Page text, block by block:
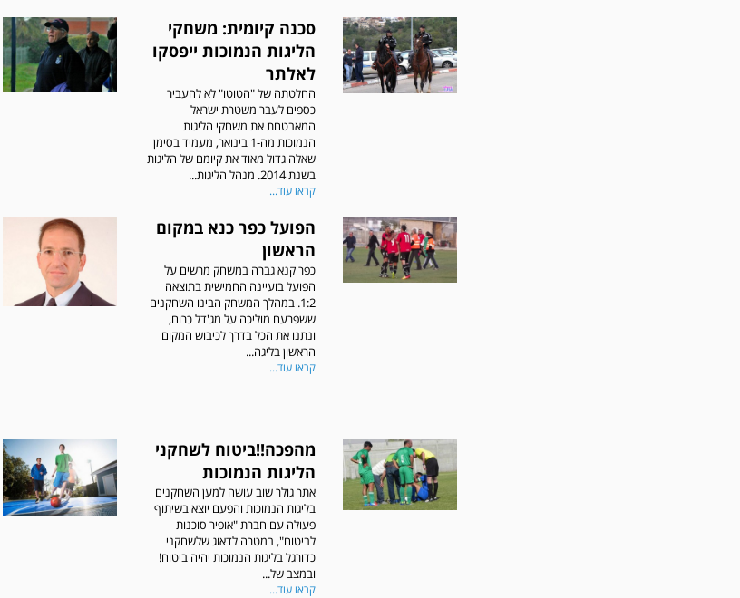
סכנה קיומית: משחקי
הליגות הנמוכות ייפסקו
לאלתר
החלטתה של "הטוטו" לא להעביר
כספים לעבר משטרת ישראל
המאבטחת את משחקי הליגות
הנמוכות מה-1 בינואר, מעמיד בסימן
שאלה גדול מאוד את קיומם של הליגות
בשנת 2014. מנהל הליגות...
קראו עוד...
הפועל כפר כנא במקום
הראשון
כפר קנא גברה במשחק מרשים על
הפועל בועיינה החמישית בתוצאה
1:2. במהלך המשחק הבינו השחקנים
ששפרעם מוליכה על מג'דל כרום,
ונתנו את הכל בדרך לכיבוש המקום
הראשון בליגה...
קראו עוד...
מהפכה!!ביטוח לשחקני
הליגות הנמוכות
אתר גולר שוב עושה למען השחקנים
בליגות הנמוכות והפעם יוצא בשיתוף
פעולה עם חברת "אופיר סוכנות
לביטוח", במטרה לדאוג שלשחקני
כדורגל בליגות הנמוכות יהיה ביטוח!
ובמצב של...
קראו עוד...